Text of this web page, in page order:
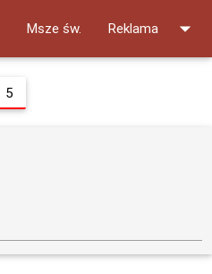
Msze św. Reklama arrow_drop_down
5